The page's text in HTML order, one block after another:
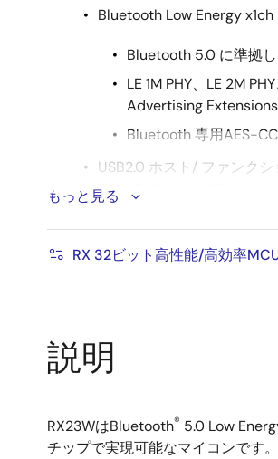
Bluetooth Low Energy x1ch
Bluetooth 5.0 に準拠
LE 1M PHY、LE 2M
Advertising
Bluetooth 専用AES-
USB2.0 ホスト/ ファンク
ド（1.5Mbps）、アイソク
SD Host I/F(SD メモリ/
12ビットA/Dコンバータ、12ビ
静電容量式タッチセンサ(CTSU)
相互容量方式：マトリク
もっと見る
RX 32ビット高性能/高効率
説明
RX23WはBluetooth® 5.0 Low
チップで実現可能なマイコンです